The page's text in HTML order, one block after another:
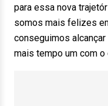
para essa nova
somos mais felizes
conseguimos
mais tempo um com o